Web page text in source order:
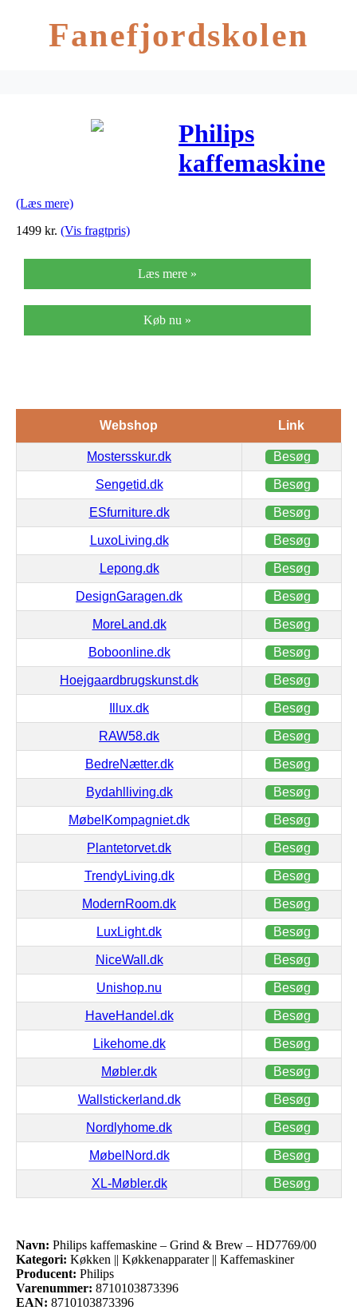
Fanefjordskolen
Philips
kaffemaskine
HD7769/00
(Læs mere)
1499 kr. (Vis fragtpris)
Læs mere »
Køb nu »
Webshop Link
Mostersskur.dk Besøg
Sengetid.dk Besøg
ESfurniture.dk Besøg
LuxoLiving.dk Besøg
Lepong.dk Besøg
DesignGaragen.dk Besøg
MoreLand.dk Besøg
Boboonline.dk Besøg
Hoejgaardbrugskunst.dk Besøg
Illux.dk Besøg
RAW58.dk Besøg
BedreNætter.dk Besøg
Bydahlliving.dk Besøg
MøbelKompagniet.dk Besøg
Plantetorvet.dk Besøg
TrendyLiving.dk Besøg
ModernRoom.dk Besøg
LuxLight.dk Besøg
NiceWall.dk Besøg
Unishop.nu Besøg
HaveHandel.dk Besøg
Likehome.dk Besøg
Møbler.dk Besøg
Wallstickerland.dk Besøg
Nordlyhome.dk Besøg
MøbelNord.dk Besøg
XL-Møbler.dk Besøg
Navn: Philips kaffemaskine – Grind & Brew – HD7769/00
Kategori: Køkken || Køkkenapparater || Kaffemaskiner
Producent: Philips
Varenummer: 8710103873396
EAN: 8710103873396